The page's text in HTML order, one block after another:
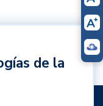
de la